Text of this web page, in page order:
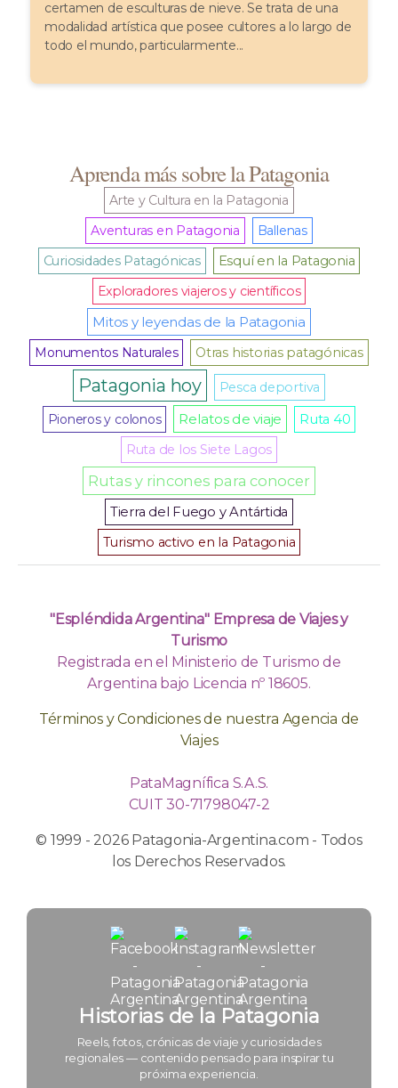
certamen de esculturas de nieve. Se trata de una
modalidad artística que posee cultores a lo largo de
todo el mundo, particularmente...
Aprenda más sobre la Patagonia
Arte y Cultura en la Patagonia
Aventuras en Patagonia
Ballenas
Curiosidades Patagónicas
Esquí en la Patagonia
Exploradores viajeros y científicos
Mitos y leyendas de la Patagonia
Monumentos Naturales Otras historias patagónicas
Patagonia hoy
Pesca deportiva
Pioneros y colonos
Relatos de viaje
Ruta 40
Ruta de los Siete Lagos
Rutas y rincones para conocer
Tierra del Fuego y Antártida
Turismo activo en la Patagonia
"Espléndida Argentina" Empresa de Viajes y
Turismo
Registrada en el Ministerio de Turismo de
Argentina bajo Licencia nº 18605.
Términos y Condiciones de nuestra Agencia de
Viajes
PataMagnífica S.A.S.
CUIT 30-71798047-2
© 1999 - 2026 Patagonia-Argentina.com - Todos
los Derechos Reservados.
Historias de la Patagonia
Reels, fotos, crónicas de viaje y curiosidades
regionales — contenido pensado para inspirar tu
próxima experiencia.